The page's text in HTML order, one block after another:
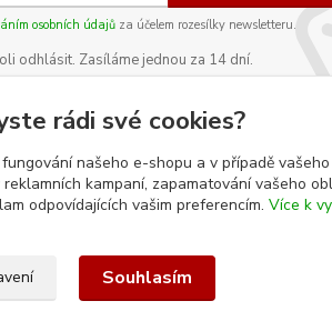
osobních údajů za účelem rozesílky newsletteru.
odhlásit. Zasíláme jednou za 14 dní.
Kde nás najdete
Náměstí Osvobození 117
rádi své cookies?
našeho e-shopu a v případě
kampaní, zapamatování vašeho
odpovídajících vašim preferencím. Více k
Souhlasím